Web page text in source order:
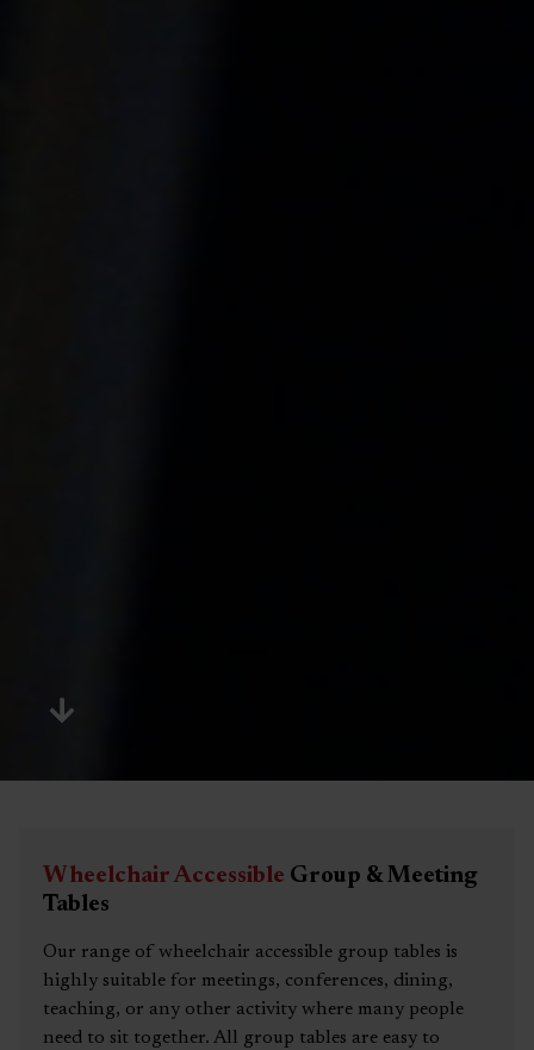
Wheelchair Accessible Group & Meeting
Tables
Our range of wheelchair accessible group tables is
highly suitable for meetings, conferences, dining,
teaching, or any other activity where many people
need to sit together. All group tables are easy to